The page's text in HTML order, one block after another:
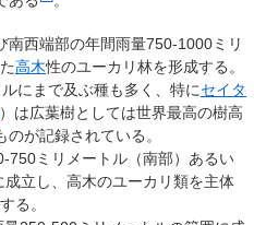
西端部の年間雨量750-1000ミリ
高木性のユーカリ林を形成する。
にまで及ぶ種も多く、特にセイタ
）は広葉樹としては世界最高の樹高
が記録されている。
ミリメートル（南部）あるい
立し、高木のユーカリ類を主体
る。